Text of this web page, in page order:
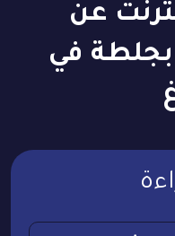
عن
بجلطة في